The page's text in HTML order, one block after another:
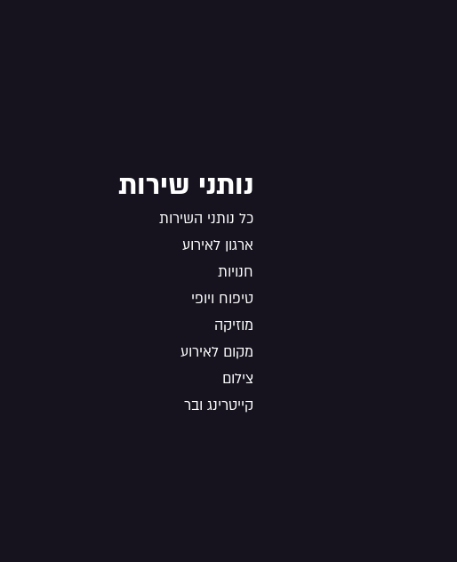
נותני שירות
כל נותני השירות
ארגון לאירוע
חנויות
טיפוח ויופי
מוזיקה
מקום לאירוע
צילום
קייטרינג ובר